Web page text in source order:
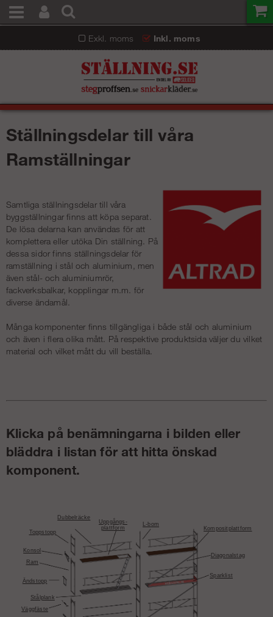
Exkl. moms Inkl. moms
Ställningsdelar till våra
Ramställningar
Samtliga ställningsdelar till våra
byggställningar finns att köpa separat.
De lösa delarna kan användas för att
komplettera eller utöka Din ställning. På
dessa sidor finns ställningsdelar för
ramställning i stål och aluminium, men
även stål- och aluminiumrör,
fackverksbalkar, kopplingar m.m. för
diverse ändamål.
Många komponenter finns tillgängliga i både stål och aluminium
och även i flera olika mått. På respektive produktsida väljer du vilket
material och vilket mått du vill beställa.
Klicka på benämningarna i bilden eller
bläddra i listan för att hitta önskad
komponent.
Toppstopp
Konsol
Ram
Ändstopp
Stålplank
Väggfäste
Dubbelräcke
Uppgångs-
plattform
L-bom
Kompositplattform
Diagonalstag
Sparklist